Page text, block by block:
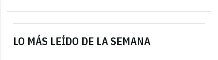
LO MÁS LEÍDO DE LA SEMANA